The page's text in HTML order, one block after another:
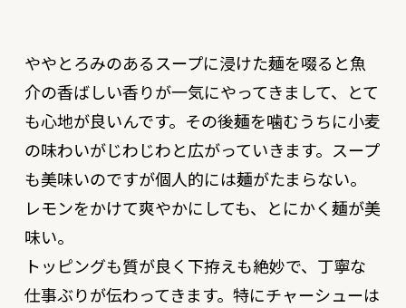
ややとろみのあるスープに浸けた麺を啜ると魚
介の香ばしい香りが一気にやってきまして、とて
も心地が良いんです。その後麺を噛むうちに小麦
の味わいがじわじわと広がっていきます。スープ
も美味いのですが個人的には麺がたまらない。
レモンをかけて爽やかにしても、とにかく麺が美
味い。
トッピングも質が良く下拵えも絶妙で、丁寧な
仕事ぶりが伝わってきます。特にチャーシューは